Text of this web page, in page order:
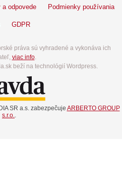
a odpovede Podmienky používania
GDPR
práva sú vyhradené a vykonáva ich
viac info.
beží na technológií Wordpress.
SR a.s. zabezpečuje ARBERTO GROUP
s.r.o..